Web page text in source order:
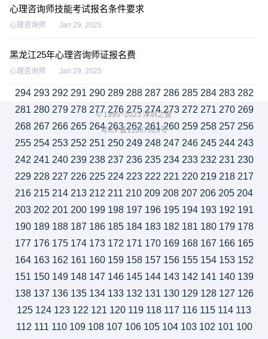
心理咨询师技能考试报名条件要求
心理咨询师 Jan 29, 2025
黑龙江25年心理咨询师证报名费
心理咨询师 Jan 29, 2025
294 293 292 291 290 289 288 287 286 285 284 283 282
281 280 279 278 277 276 275 274 273 272 271 270 269
268 267 266 265 264 263 262 261 260 259 258 257 256
255 254 253 252 251 250 249 248 247 246 245 244 243
242 241 240 239 238 237 236 235 234 233 232 231 230
229 228 227 226 225 224 223 222 221 220 219 218 217
216 215 214 213 212 211 210 209 208 207 206 205 204
203 202 201 200 199 198 197 196 195 194 193 192 191
190 189 188 187 186 185 184 183 182 181 180 179 178
177 176 175 174 173 172 171 170 169 168 167 166 165
164 163 162 161 160 159 158 157 156 155 154 153 152
151 150 149 148 147 146 145 144 143 142 141 140 139
138 137 136 135 134 133 132 131 130 129 128 127 126
125 124 123 122 121 120 119 118 117 116 115 114 113
112 111 110 109 108 107 106 105 104 103 102 101 100
© 1995~2023 深圳之窗
粤ICP备11067328号